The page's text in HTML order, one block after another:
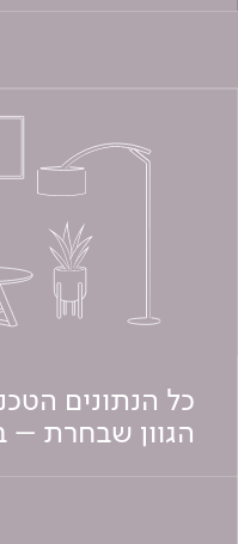
כל הנתונים
הגוון שבחרת –